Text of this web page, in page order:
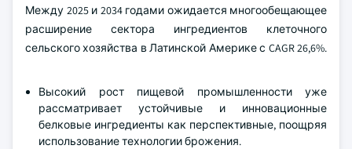
Между 2025 и 2034 годами ожидается многообещающее
расширение сектора ингредиентов клеточного
сельского хозяйства в Латинской Америке с CAGR 26,6%.
Высокий рост пищевой промышленности уже
рассматривает устойчивые и инновационные
белковые ингредиенты как перспективные, поощряя
использование технологии брожения.